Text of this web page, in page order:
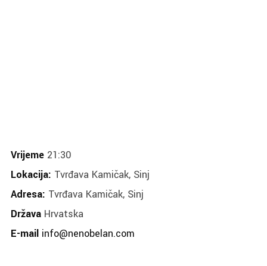
Vrijeme21:30
Lokacija: Tvrđava Kamičak, Sinj
Adresa: Tvrđava Kamičak, Sinj
DržavaHrvatska
E-mail info@nenobelan.com